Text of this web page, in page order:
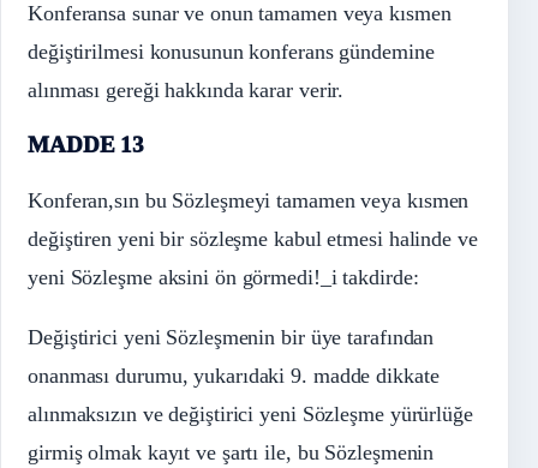
Konferansa sunar ve onun tamamen veya kısmen
değiştirilmesi konusunun konferans gündemine
alınması gereği hakkında karar verir.
MADDE 13
Konferan,sın bu Sözleşmeyi tamamen veya kısmen
değiştiren yeni bir sözleşme kabul etmesi halinde ve
yeni Sözleşme aksini ön görmedi!_i takdirde:
Değiştirici yeni Sözleşmenin bir üye tarafından
onanması durumu, yukarıdaki 9. madde dikkate
alınmaksızın ve değiştirici yeni Sözleşme yürürlüğe
girmiş olmak kayıt ve şartı ile, bu Sözleşmenin